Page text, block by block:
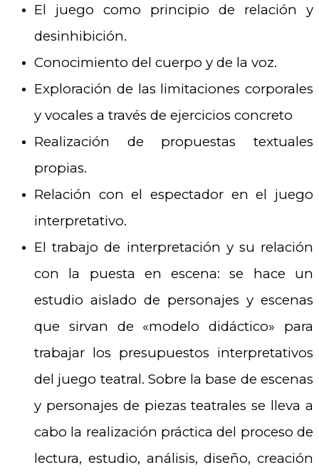
El juego como principio de relación y
desinhibición.
Conocimiento del cuerpo y de la voz.
Exploración de las limitaciones corporales
y vocales a través de ejercicios concreto
Realización de propuestas textuales
propias.
Relación con el espectador en el juego
interpretativo.
El trabajo de interpretación y su relación
con la puesta en escena: se hace un
estudio aislado de personajes y escenas
que sirvan de «modelo didáctico» para
trabajar los presupuestos interpretativos
del juego teatral. Sobre la base de escenas
y personajes de piezas teatrales se lleva a
cabo la realización práctica del proceso de
lectura, estudio, análisis, diseño, creación